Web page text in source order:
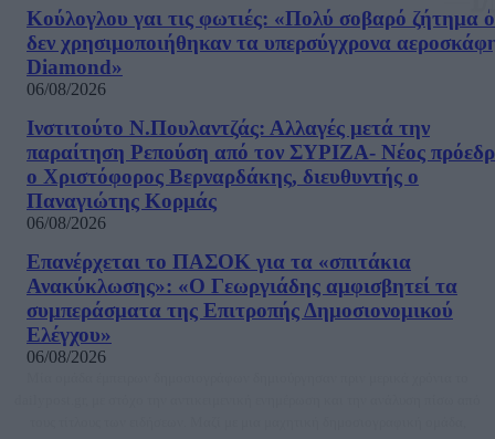
Κούλογλου γαι τις φωτιές: «Πολύ σοβαρό ζήτημα
δεν χρησιμοποιήθηκαν τα υπερσύγχρονα
Diamond»
06/08/2026
Ινστιτούτο Ν.Πουλαντζάς: Αλλαγές μετά την
παραίτηση Ρεπούση από τον ΣΥΡΙΖΑ- Νέος
ο Χριστόφορος Βερναρδάκης, διευθυντής ο
Παναγιώτης Κορμάς
06/08/2026
Επανέρχεται το ΠΑΣΟΚ για τα «σπιτάκια
Ανακύκλωσης»: «Ο Γεωργιάδης αμφισβητεί τα
συμπεράσματα της Επιτροπής Δημοσιονομικού
Ελέγχου»
06/08/2026